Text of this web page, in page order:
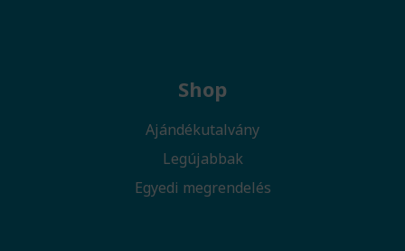
Shop
Ajándékutalvány
Legújabbak
Egyedi megrendelés